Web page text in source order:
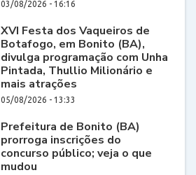
03/08/2026 - 16:16
XVI Festa dos Vaqueiros de
Botafogo, em Bonito (BA),
divulga programação com Unha
Pintada, Thullio Milionário e
mais atrações
05/08/2026 - 13:33
Prefeitura de Bonito (BA)
prorroga inscrições do
concurso público; veja o que
mudou